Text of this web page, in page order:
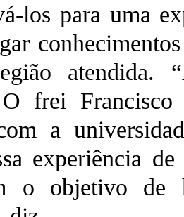
los para uma
atendida.
O frei
a
experiência
o objetivo de